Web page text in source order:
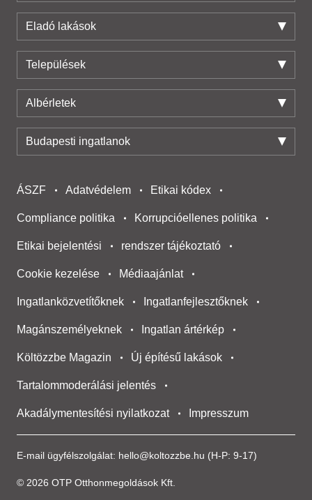
Eladó lakások
Települések
Albérletek
Budapesti ingatlanok
E-mail ügyfélszolgálat: hello@koltozzbe.hu (H-P: 9-17)
© 2026 OTP Otthonmegoldások Kft.
ÁSZF Adatvédelem Etikai kódex
Compliance politika Korrupcióellenes politika
Etikai bejelentési rendszer tájékoztató
Cookie kezelése Médiaajánlat
Ingatlanközvetítőknek Ingatlanfejlesztőknek
Magánszemélyeknek Ingatlan ártérkép
Költözzbe Magazin Új építésű lakások
Tartalommoderálási jelentés
Akadálymentesítési nyilatkozat Impresszum